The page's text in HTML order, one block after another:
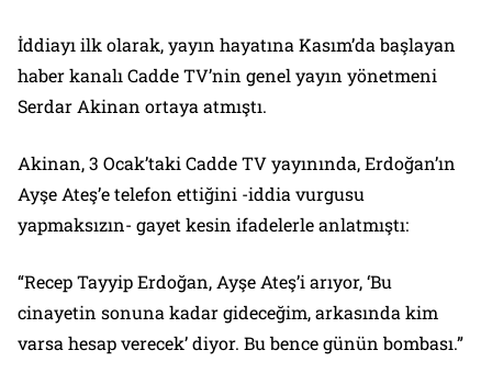
İddiayı ilk olarak, yayın hayatına Kasım’da başlayan
haber kanalı Cadde TV’nin genel yayın yönetmeni
Serdar Akinan ortaya atmıştı.
Akinan, 3 Ocak’taki Cadde TV yayınında, Erdoğan’ın
Ayşe Ateş’e telefon ettiğini -iddia vurgusu
yapmaksızın- gayet kesin ifadelerle anlatmıştı:
“Recep Tayyip Erdoğan, Ayşe Ateş’i arıyor, ‘Bu
cinayetin sonuna kadar gideceğim, arkasında kim
varsa hesap verecek’ diyor. Bu bence günün bombası.”